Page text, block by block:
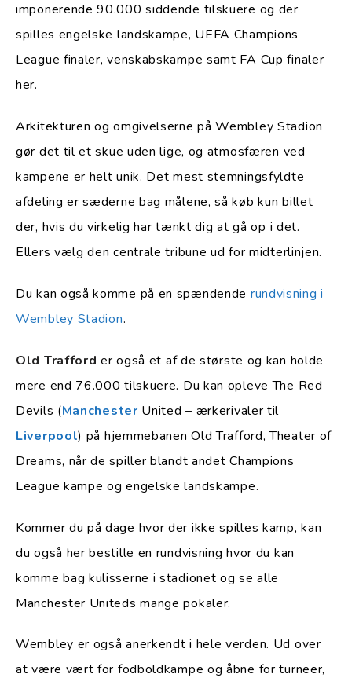
imponerende 90.000 siddende tilskuere og der
spilles engelske landskampe, UEFA Champions
League finaler, venskabskampe samt FA Cup finaler
her.
Arkitekturen og omgivelserne på Wembley Stadion
gør det til et skue uden lige, og atmosfæren ved
kampene er helt unik. Det mest stemningsfyldte
afdeling er sæderne bag målene, så køb kun billet
der, hvis du virkelig har tænkt dig at gå op i det.
Ellers vælg den centrale tribune ud for midterlinjen.
Du kan også komme på en spændende rundvisning i
Wembley Stadion.
Old Trafford er også et af de største og kan holde
mere end 76.000 tilskuere. Du kan opleve The Red
Devils (Manchester United – ærkerivaler til
Liverpool) på hjemmebanen Old Trafford, Theater of
Dreams, når de spiller blandt andet Champions
League kampe og engelske landskampe.
Kommer du på dage hvor der ikke spilles kamp, kan
du også her bestille en rundvisning hvor du kan
komme bag kulisserne i stadionet og se alle
Manchester Uniteds mange pokaler.
Wembley er også anerkendt i hele verden. Ud over
at være vært for fodboldkampe og åbne for turneer,